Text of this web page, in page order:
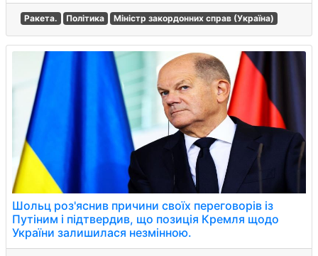
Ракета. Політика Міністр закордонних справ (Україна)
Шольц роз'яснив причини своїх переговорів із
Путіним і підтвердив, що позиція Кремля щодо
України залишилася незмінною.